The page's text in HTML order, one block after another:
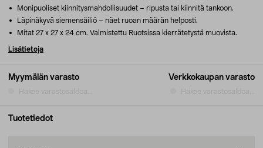
Myymälän varasto Verkkokaupan varasto
Monipuoliset kiinnitysmahdollisuudet – ripusta tai kiinnitä tankoon.
Läpinäkyvä siemensäiliö – näet ruoan määrän helposti.
Mitat 27 x 27 x 24 cm. Valmistettu Ruotsissa kierrätetystä muovista.
Lisätietoja
Tuotetiedot